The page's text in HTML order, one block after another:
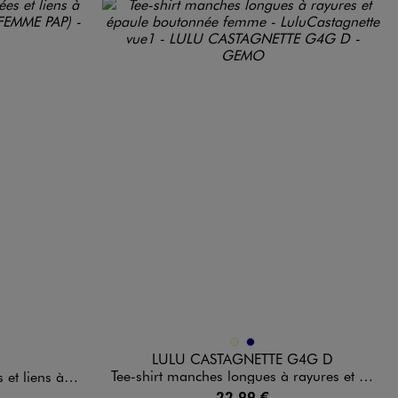
femme
Disponible en 2 coloris
ECRUMARINE
LULU CASTAGNETTE G4G D
Tee-shirt manches longues à rayures et épaule boutonnée femme - LuluCastagnette